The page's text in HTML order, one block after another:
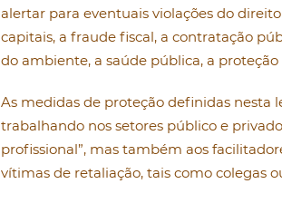
alertar para eventuais violações do
capitais, a fraude fiscal, a contratação
do ambiente, a saúde pública, a
As medidas de proteção definidas nesta
trabalhando nos setores público e
profissional”, mas também aos
vítimas de retaliação, tais como colegas